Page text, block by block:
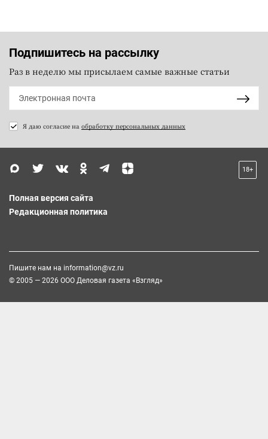
Подпишитесь на рассылку
Раз в неделю мы присылаем самые важные статьи
Я даю согласие на обработку персональных данных
18+
Полная версия сайта
Редакционная политика
Пишите нам на information@vz.ru
© 2005 — 2026 ООО Деловая газета «Взгляд»